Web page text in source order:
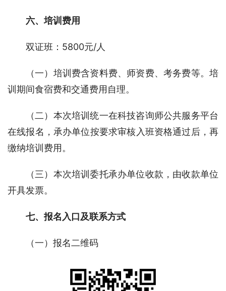
六、培训费用
双证班：5800元/人
（一）培训费含资料费、师资费、考务费等。培
训期间食宿费和交通费用自理。
（二）本次培训统一在科技咨询师公共服务平台
在线报名，承办单位按要求审核入班资格通过后，再
缴纳培训费用。
（三）本次培训委托承办单位收款，由收款单位
开具发票。
七、报名入口及联系方式
（一）报名二维码